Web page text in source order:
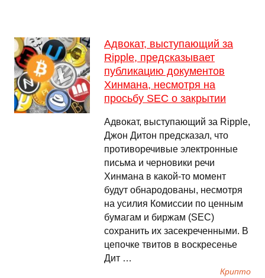
Адвокат, выступающий за
Ripple, предсказывает
публикацию документов
Хинмана, несмотря на
просьбу SEC о закрытии
Адвокат, выступающий за Ripple,
Джон Дитон предсказал, что
противоречивые электронные
письма и черновики речи
Хинмана в какой-то момент
будут обнародованы, несмотря
на усилия Комиссии по ценным
бумагам и биржам (SEC)
сохранить их засекреченными. В
цепочке твитов в воскресенье
Дит …
Крипто